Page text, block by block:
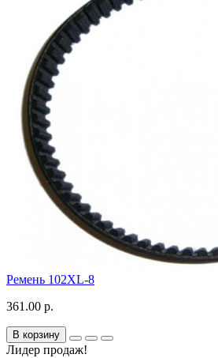
Ремень 102XL-8
361.00 р.
В корзину
Лидер продаж!